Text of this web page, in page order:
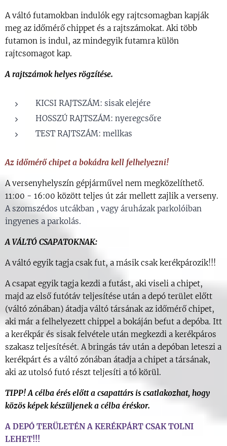
A váltó futamokban indulók egy rajtcsomagban kapják
meg az időmérő chippet és a rajtszámokat. Aki több
futamon is indul, az mindegyik futamra külön
rajtcsomagot kap.
A rajtszámok helyes rögzítése.
KICSI RAJTSZÁM: sisak elejére
HOSSZÚ RAJTSZÁM: nyeregcsőre
TEST RAJTSZÁM: mellkas
Az időmérő chipet a bokádra kell felhelyezni!
A versenyhelyszín gépjárművel nem megközelíthető.
11:00 - 16:00 között teljes út zár mellett zajlik a verseny.
A szomszédos utcákban , vagy áruházak parkolóiban
ingyenes a parkolás.
A VÁLTÓ CSAPATOKNAK:
A váltó egyik tagja csak fut, a másik csak kerékpározik!!!
A csapat egyik tagja kezdi a futást, aki viseli a chipet,
majd az első futótáv teljesítése után a depó terület előtt
(váltó zónában) átadja váltó társának az időmérő chipet,
aki már a felhelyezett chippel a bokáján befut a depóba. Itt
a kerékpár és sisak felvétele után megkezdi a kerékpáros
szakasz teljesítését. A bringás táv után a depóban leteszi a
kerékpárt és a váltó zónában átadja a chipet a társának,
aki az utolsó futó részt teljesíti a tó körül.
TIPP! A célba érés előtt a csapattárs is csatlakozhat, hogy
közös képek készüljenek a célba éréskor.
A DEPÓ TERÜLETÉN A KERÉKPÁRT CSAK TOLNI
LEHET!!!